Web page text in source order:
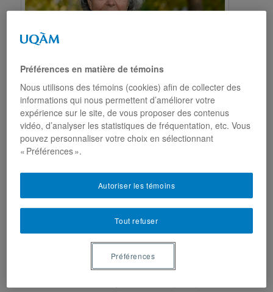
Téléphone:514 987-3000 poste 8425
Fax:(514) 987-7813
Courriel: cohen.yolande@uqam.ca
Google Scholar
Présidente de l’Académie des arts, des lettres et des sciences
Préférences en matière de témoins
Nous utilisons des témoins (cookies) afin de collecter des
informations qui nous permettent d’améliorer votre
expérience sur le site, de vous proposer des contenus
vidéo, d’analyser les statistiques de fréquentation, etc. Vous
pouvez personnaliser votre choix en sélectionnant
« Préférences ».
Tout refuser
Autoriser les témoins
Préférences